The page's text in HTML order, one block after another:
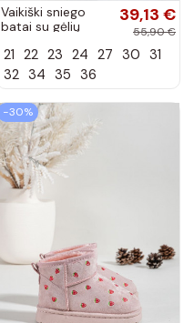
Vaikiški sniego
batai su gėlių
spalvos Gracina
39,13 €
55,90 €
21 22 23 24 27 30 31
32 34 35 36
−30%